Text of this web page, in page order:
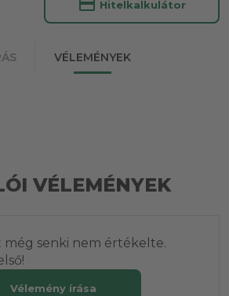
credit_card Hitelkalkulátor
VÉLEMÉNYEK
VÉLEMÉNYEK
még senki nem értékelte.
Vélemény írása